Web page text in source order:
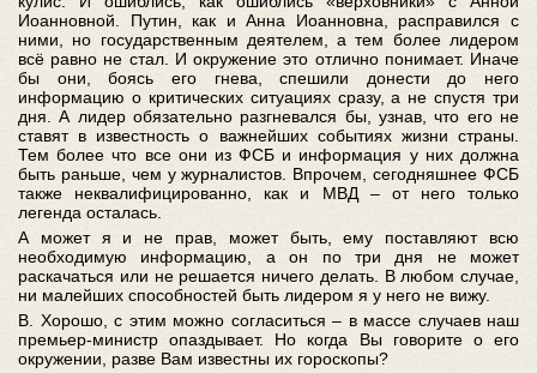
Иоанновной. Путин, как и Анна Иоанновна, расправился с
ними, но государственным деятелем, а тем более лидером
всё равно не стал. И окружение это отлично понимает. Иначе
бы они, боясь его гнева, спешили донести до него
информацию о критических ситуациях сразу, а не спустя три
дня. А лидер обязательно разгневался бы, узнав, что его не
ставят в известность о важнейших событиях жизни страны.
Тем более что все они из ФСБ и информация у них должна
быть раньше, чем у журналистов. Впрочем, сегодняшнее ФСБ
также неквалифицированно, как и МВД – от него только
легенда осталась.
А может я и не прав, может быть, ему поставляют всю
необходимую информацию, а он по три дня не может
раскачаться или не решается ничего делать. В любом случае,
ни малейших способностей быть лидером я у него не вижу.
В. Хорошо, с этим можно согласиться – в массе случаев наш
премьер-министр опаздывает. Но когда Вы говорите о его
окружении, разве Вам известны их гороскопы?